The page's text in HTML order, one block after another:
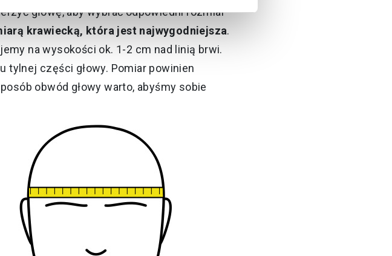
głowę, aby wybrać odpowiedni rozmiar
krawiecką, która jest najwygodniejsza.
na wysokości ok. 1-2 cm nad linią brwi.
tylnej części głowy. Pomiar powinien
obwód głowy warto, abyśmy sobie